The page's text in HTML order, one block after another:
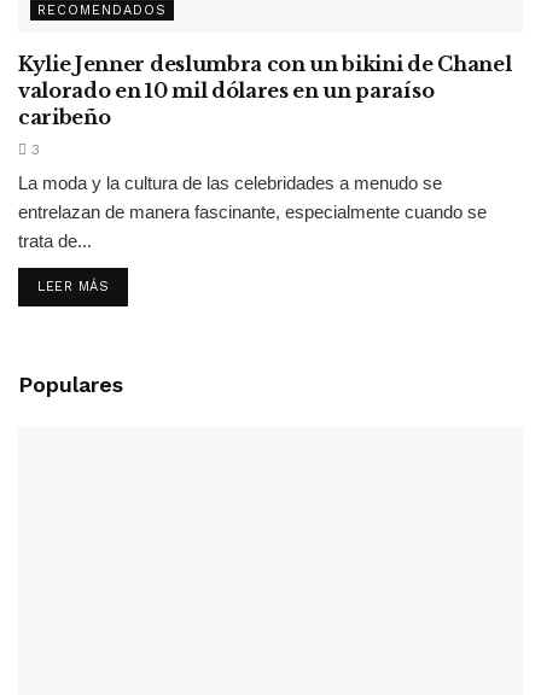
RECOMENDADOS
Kylie Jenner deslumbra con un bikini de Chanel
valorado en 10 mil dólares en un paraíso
caribeño
3
La moda y la cultura de las celebridades a menudo se
entrelazan de manera fascinante, especialmente cuando se
trata de...
LEER MÁS
Populares